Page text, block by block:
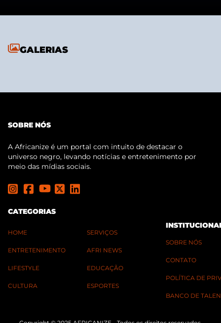
GALERIAS
SOBRE NÓS
A Africanize é um portal com intuito de destacar o
universo negro, levando notícias e entretenimento por
meio das mídias sociais.
CATEGORIAS
HOME
ENTRETENIMENTO
LIFESTYLE
CULTURA
SERVIÇOS
AFRI NEWS
EDUCAÇÃO
ESPORTES
SOBRE NÓS
CONTATO
POLÍTICA DE
BANCO DE